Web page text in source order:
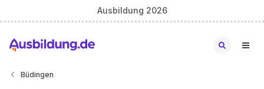
Ausbildung 2026
Büdingen